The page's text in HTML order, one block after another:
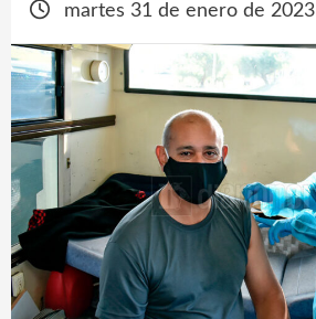
martes 31 de enero de 2023